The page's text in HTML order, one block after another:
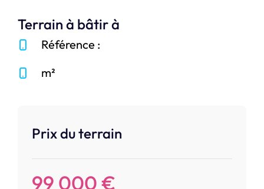
Prix du terrain
99 000 €
Terrain à bâtir à
Référence :
m²